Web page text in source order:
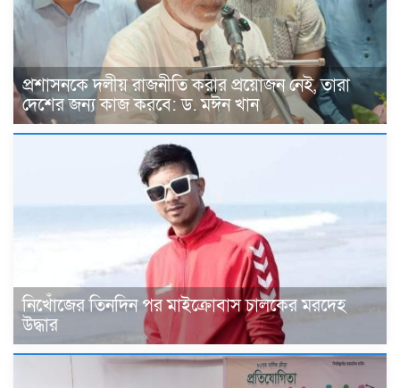
প্রশাসনকে দলীয় রাজনীতি করার প্রয়োজন নেই, তারা
দেশের জন্য কাজ করবে: ড. মঈন খান
নিখোঁজের তিনদিন পর মাইক্রোবাস চালকের মরদেহ
উদ্ধার